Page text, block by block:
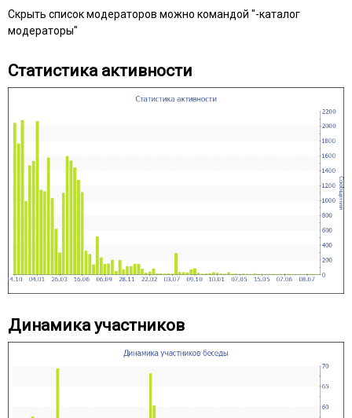
Скрыть список модераторов можно командой "-каталог
модераторы"
Статистика активности
Динамика участников